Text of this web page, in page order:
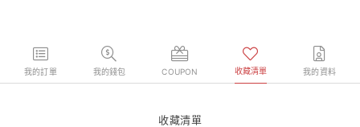
我的訂單 我的錢包 COUPON 收藏清單 我的資料
收藏清單